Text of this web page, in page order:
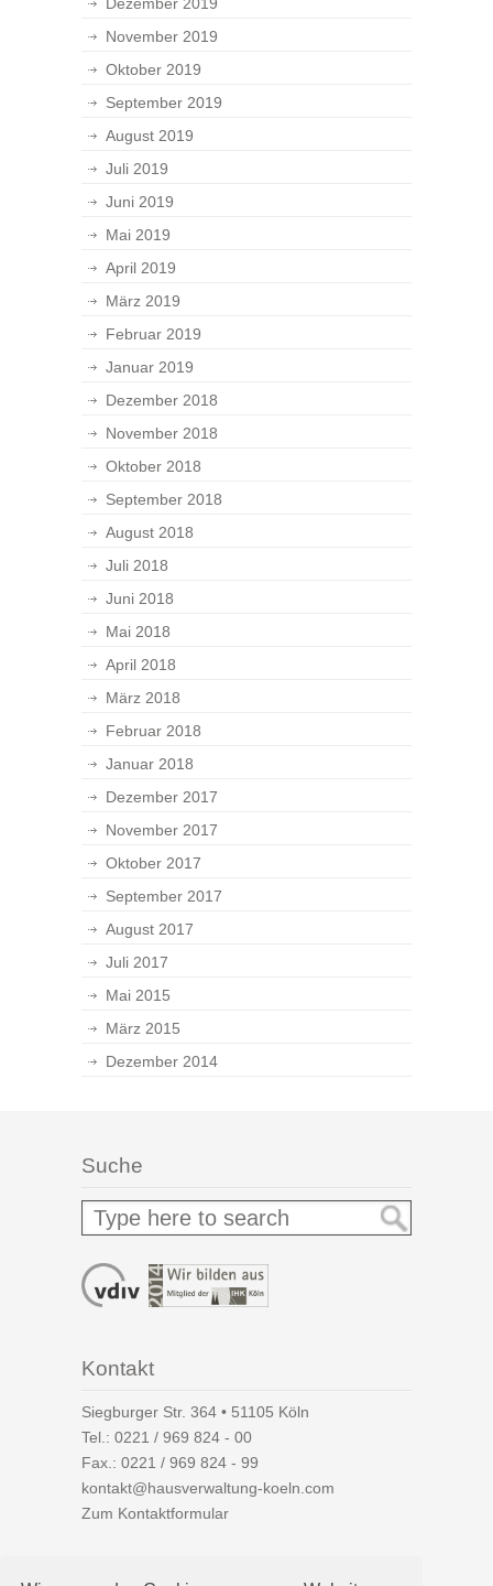
November 2019
Oktober 2019
September 2019
August 2019
Juli 2019
Juni 2019
Mai 2019
April 2019
März 2019
Februar 2019
Januar 2019
Dezember 2018
November 2018
Oktober 2018
September 2018
August 2018
Juli 2018
Juni 2018
Mai 2018
April 2018
März 2018
Februar 2018
Januar 2018
Dezember 2017
November 2017
Oktober 2017
September 2017
August 2017
Juli 2017
Mai 2015
März 2015
Dezember 2014
Suche
Kontakt
Siegburger Str. 364 • 51105 Köln
Tel.: 0221 / 969 824 - 00
Fax.: 0221 / 969 824 - 99
kontakt@hausverwaltung-koeln.com
Zum Kontaktformular